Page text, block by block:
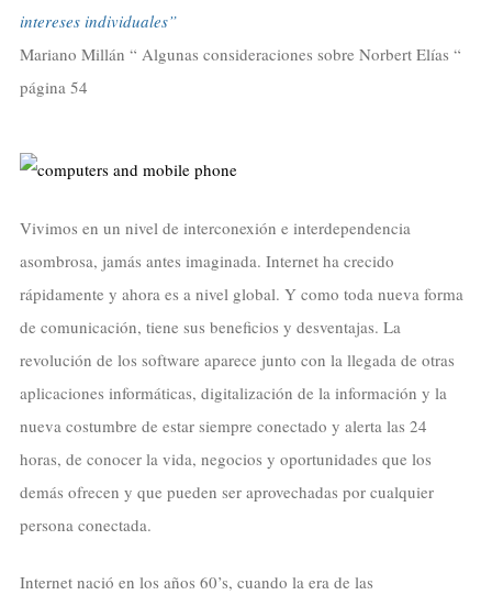
intereses individuales”
Mariano Millán “ Algunas consideraciones sobre Norbert Elías “
página 54
Vivimos en un nivel de interconexión e interdependencia
asombrosa, jamás antes imaginada. Internet ha crecido
rápidamente y ahora es a nivel global. Y como toda nueva forma
de comunicación, tiene sus beneficios y desventajas. La
revolución de los software aparece junto con la llegada de otras
aplicaciones informáticas, digitalización de la información y la
nueva costumbre de estar siempre conectado y alerta las 24
horas, de conocer la vida, negocios y oportunidades que los
demás ofrecen y que pueden ser aprovechadas por cualquier
persona conectada.
Internet nació en los años 60’s, cuando la era de las